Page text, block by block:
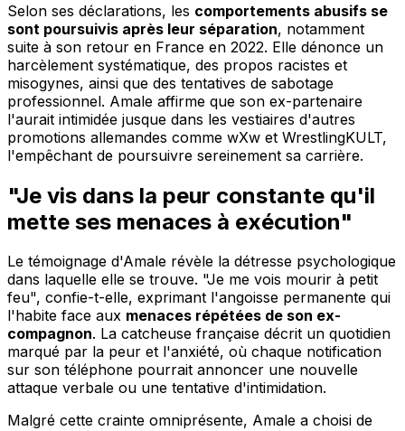
Selon ses déclarations, les comportements abusifs se
sont poursuivis après leur séparation, notamment
suite à son retour en France en 2022. Elle dénonce un
harcèlement systématique, des propos racistes et
misogynes, ainsi que des tentatives de sabotage
professionnel. Amale affirme que son ex-partenaire
l'aurait intimidée jusque dans les vestiaires d'autres
promotions allemandes comme wXw et WrestlingKULT,
l'empêchant de poursuivre sereinement sa carrière.
"Je vis dans la peur constante qu'il
mette ses menaces à exécution"
Le témoignage d'Amale révèle la détresse psychologique
dans laquelle elle se trouve. "Je me vois mourir à petit
feu", confie-t-elle, exprimant l'angoisse permanente qui
l'habite face aux menaces répétées de son ex-
compagnon. La catcheuse française décrit un quotidien
marqué par la peur et l'anxiété, où chaque notification
sur son téléphone pourrait annoncer une nouvelle
attaque verbale ou une tentative d'intimidation.
Malgré cette crainte omniprésente, Amale a choisi de